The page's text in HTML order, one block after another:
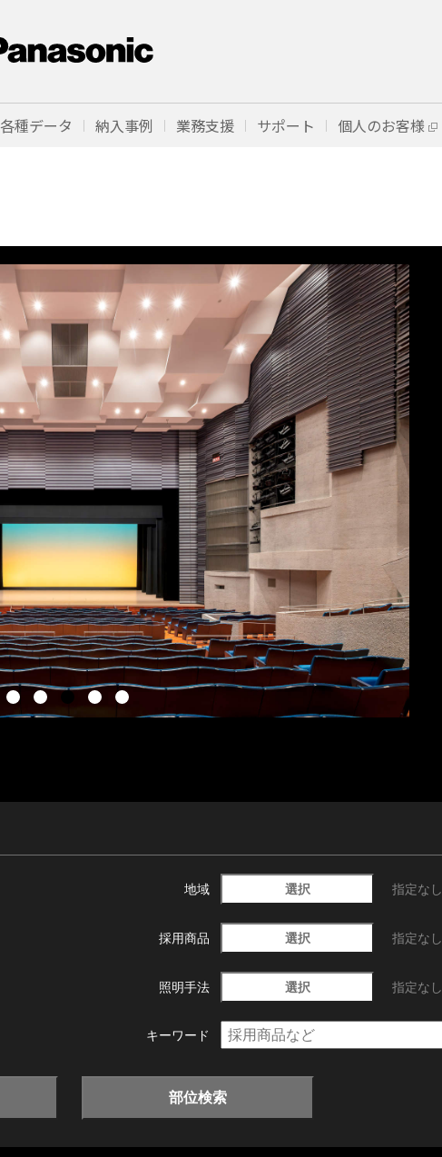
各種データ 納入事例 業務支援 サポート 個人のお客様
地域 選択 指定なし
採用商品 選択 指定なし
照明手法 選択 指定なし
キーワード
部位検索